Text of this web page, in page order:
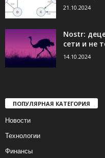
21.10.2024
Nostr:
сети и не
14.10.2024
ПОПУЛЯРНАЯ КАТЕГОРИЯ
Новости
Технологии
Финансы